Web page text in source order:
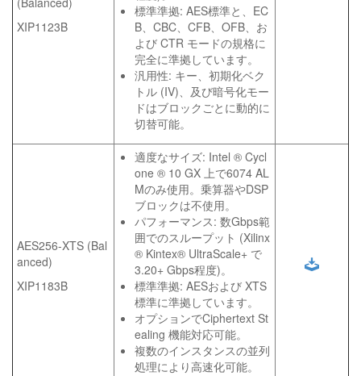
XIP1123B
標準準拠: AES標準と、EC
B、CBC、CFB、OFB、お
よび CTR モードの規格に
完全に準拠しています。
汎用性: キー、初期化ベク
トル (IV)、及び暗号化モー
ドはブロックごとに動的に
切替可能。
AES256-XTS (Bal
anced)
XIP1183B
適度なサイズ: Intel ® Cycl
one ® 10 GX 上で6074 AL
Mのみ使用。乗算器やDSP
ブロックは不使用。
パフォーマンス: 数Gbps範
囲でのスループット (Xilinx
® Kintex® UltraScale+ で
3.20+ Gbps程度)。
標準準拠: AESおよび XTS
標準に準拠しています。
オプションでCiphertext St
ealing 機能対応可能。
複数のインスタンスの並列
処理により高速化可能。